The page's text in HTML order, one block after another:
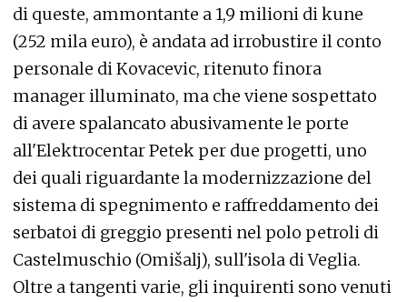
di queste, ammontante a 1,9 milioni di kune
(252 mila euro), è andata ad irrobustire il conto
personale di Kovacevic, ritenuto finora
manager illuminato, ma che viene sospettato
di avere spalancato abusivamente le porte
all'Elektrocentar Petek per due progetti, uno
dei quali riguardante la modernizzazione del
sistema di spegnimento e raffreddamento dei
serbatoi di greggio presenti nel polo petroli di
Castelmuschio (Omišalj), sull'isola di Veglia.
Oltre a tangenti varie, gli inquirenti sono venuti